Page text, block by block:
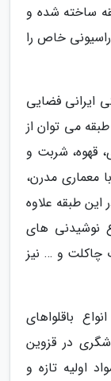
ساخته شده و
خاص را
ایرانی فضایی
می توان از
قهوه، شربت و
معماری مدرن،
طبقه علاوه
نوشیدنی های
چاکلت و … نیز
باقلواهای
در قزوین
اولیه تازه و